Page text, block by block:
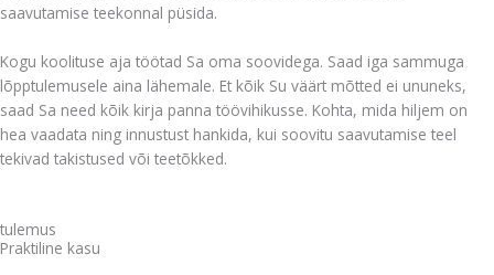
saavutamise teekonnal püsida.
Kogu koolituse aja töötad Sa oma soovidega. Saad iga sammuga
lõpptulemusele aina lähemale. Et kõik Su väärt mõtted ei ununeks,
saad Sa need kõik kirja panna töövihikusse. Kohta, mida hiljem on
hea vaadata ning innustust hankida, kui soovitu saavutamise teel
tekivad takistused või teetõkked.
tulemus
Praktiline kasu